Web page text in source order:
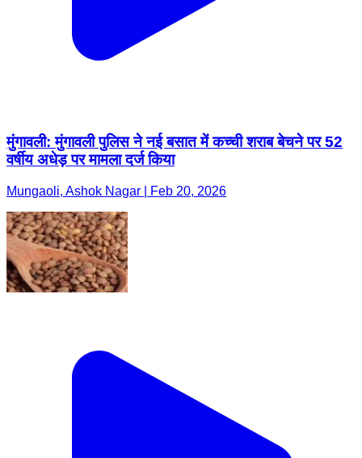
मुंगावली: मुंगावली पुलिस ने नई बसात में कच्ची शराब बेचने पर 52
वर्षीय अधेड़ पर मामला दर्ज किया
Mungaoli, Ashok Nagar | Feb 20, 2026